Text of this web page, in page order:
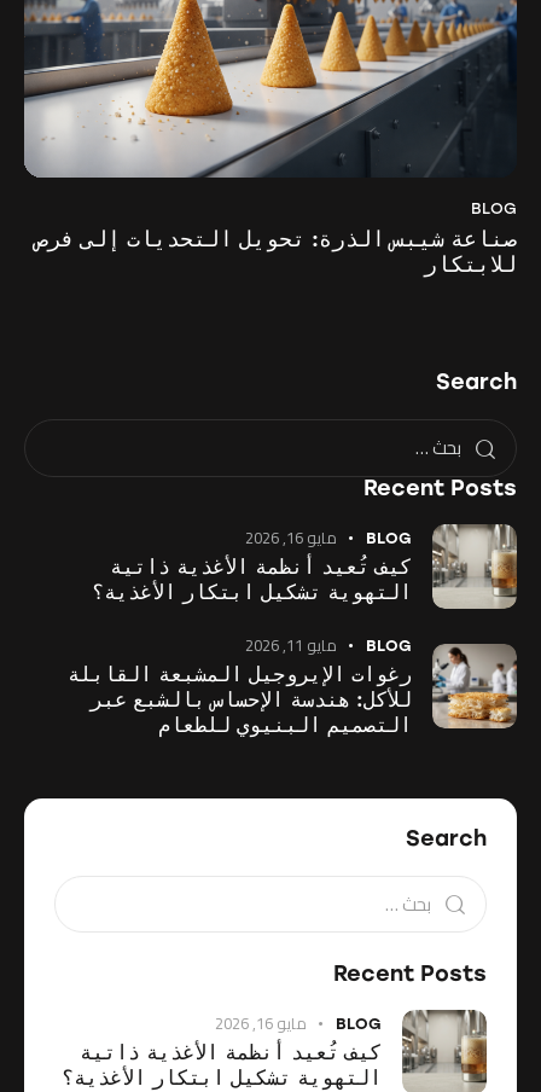
BLOG
صناعة شيبس الذرة: تحويل التحديات إلى فرص
للابتكار
Search
Recent Posts
BLOG مايو 16, 2026
كيف تُعيد أنظمة الأغذية ذاتية
التهوية تشكيل ابتكار الأغذية؟
BLOG مايو 11, 2026
رغوات الإيروجيل المشبعة القابلة
للأكل: هندسة الإحساس بالشبع عبر
التصميم البنيوي للطعام
Search
Recent Posts
BLOG مايو 16, 2026
كيف تُعيد أنظمة الأغذية ذاتية
التهوية تشكيل ابتكار الأغذية؟